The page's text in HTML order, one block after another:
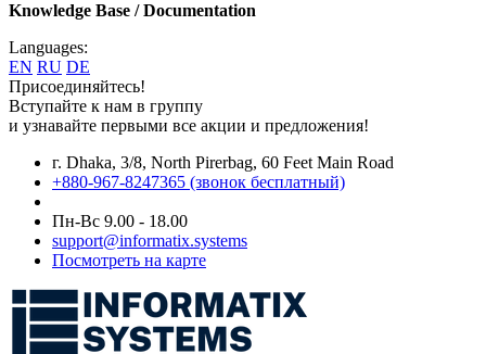
Knowledge Base / Documentation
Languages:
EN RU DE
Присоединяйтесь!
Вступайте к нам в группу
и узнавайте первыми все акции и предложения!
г. Dhaka, 3/8, North Pirerbag, 60 Feet Main Road
+880-967-8247365 (звонок бесплатный)
Пн-Вс 9.00 - 18.00
support@informatix.systems
Посмотреть на карте